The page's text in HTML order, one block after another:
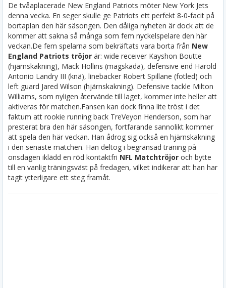
De tvåaplacerade New England Patriots möter New York Jets
denna vecka. En seger skulle ge Patriots ett perfekt 8-0-facit på
bortaplan den här säsongen. Den dåliga nyheten är dock att de
kommer att sakna så många som fem nyckelspelare den här
veckan.De fem spelarna som bekräftats vara borta från New
England Patriots tröjor är: wide receiver Kayshon Boutte
(hjärnskakning), Mack Hollins (magskada), defensive end Harold
Antonio Landry III (knä), linebacker Robert Spillane (fotled) och
left guard Jared Wilson (hjärnskakning). Defensive tackle Milton
Williams, som nyligen återvände till laget, kommer inte heller att
aktiveras för matchen.Fansen kan dock finna lite tröst i det
faktum att rookie running back TreVeyon Henderson, som har
presterat bra den här säsongen, fortfarande sannolikt kommer
att spela den här veckan. Han ådrog sig också en hjärnskakning
i den senaste matchen. Han deltog i begränsad träning på
onsdagen iklädd en röd kontaktfri NFL Matchtröjor och bytte
till en vanlig träningsväst på fredagen, vilket indikerar att han har
tagit ytterligare ett steg framåt.